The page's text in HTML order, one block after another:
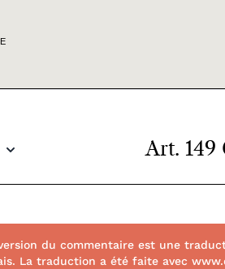
Art. 149
version du commentaire est une
La traduction a été faite avec